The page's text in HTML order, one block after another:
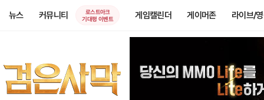
뉴스 커뮤니티
로스트아크
기대평 이벤트
게임캘린더 게이머존 라이브/